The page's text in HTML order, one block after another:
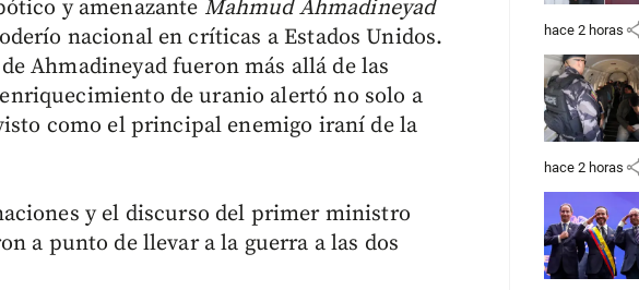
y amenazante Mahmud Ahmadineyad
nacional en críticas a Estados Unidos.
Ahmadineyad fueron más allá de las
de uranio alertó no solo a
como el principal enemigo iraní de la
y el discurso del primer ministro
a punto de llevar a la guerra a las dos
hace 2 horas
hace 2 horas